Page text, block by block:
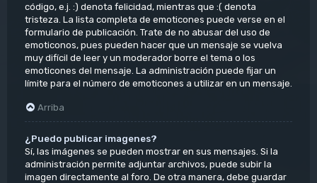
código, e.j. :) denota felicidad, mientras que :( denota
tristeza. La lista completa de emoticones puede verse en el
formulario de publicación. Trate de no abusar del uso de
emoticonos, pues pueden hacer que un mensaje se vuelva
muy difícil de leer y un moderador borre el tema o los
emoticones del mensaje. La administración puede fijar un
límite para el número de emoticones a utilizar en un mensaje.
Arriba
¿Puedo publicar imagenes?
Sí, las imágenes se pueden mostrar en sus mensajes. Si la
administración permite adjuntar archivos, puede subir la
imagen directamente al foro. De otra manera, debe guardar